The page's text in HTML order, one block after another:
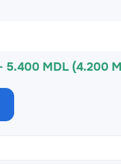
5.400 MDL (4.200